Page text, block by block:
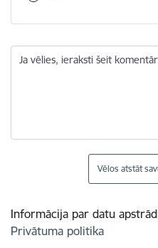
Ja vēlies, ieraksti šeit
Vēlos atstāt
Informācija par datu
Privātuma politika